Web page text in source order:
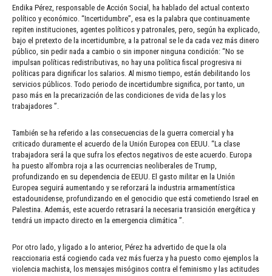
Endika Pérez, responsable de Acción Social, ha hablado del actual contexto
político y económico. “Incertidumbre”, esa es la palabra que continuamente
repiten instituciones, agentes políticos y patronales, pero, según ha explicado,
bajo el pretexto de la incertidumbre, a la patronal se le da cada vez más dinero
público, sin pedir nada a cambio o sin imponer ninguna condición: “No se
impulsan políticas redistributivas, no hay una política fiscal progresiva ni
políticas para dignificar los salarios. Al mismo tiempo, están debilitando los
servicios públicos. Todo periodo de incertidumbre significa, por tanto, un
paso más en la precarización de las condiciones de vida de las y los
trabajadores ”.
También se ha referido a las consecuencias de la guerra comercial y ha
criticado duramente el acuerdo de la Unión Europea con EEUU. “La clase
trabajadora será la que sufra los efectos negativos de este acuerdo. Europa
ha puesto alfombra roja a las ocurrencias neoliberales de Trump,
profundizando en su dependencia de EEUU. El gasto militar en la Unión
Europea seguirá aumentando y se reforzará la industria armamentística
estadounidense, profundizando en el genocidio que está cometiendo Israel en
Palestina. Además, este acuerdo retrasará la necesaria transición energética y
tendrá un impacto directo en la emergencia climática ”.
Por otro lado, y ligado a lo anterior, Pérez ha advertido de que la ola
reaccionaria está cogiendo cada vez más fuerza y ha puesto como ejemplos la
violencia machista, los mensajes misóginos contra el feminismo y las actitudes